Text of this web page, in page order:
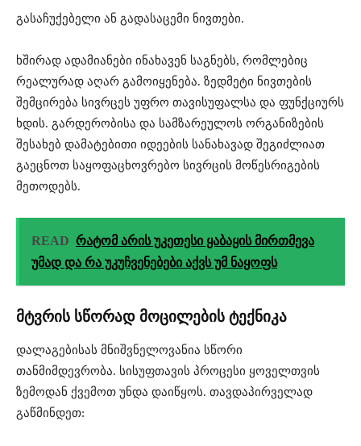
გასაჩუქებელი ან გადასაცემი ნივთები.
ხშირად ადამიანები ინახავენ საგნებს, რომლებიც
რეალურად აღარ გამოიყენება. ზედმეტი ნივთების
შემცირება სივრცეს უფრო თავისუფალსა და ფუნქციურს
ხდის. გარდერობისა და სამზარეულოს ორგანიზების
შესახებ დამატებითი იდეების სანახავად შეგიძლიათ
გაეცნოთ საყოფაცხოვრებო სივრცის მოწესრიგების
მეთოდებს⁠.
READ რატომ არის უკეთესი ყაბაყის მირთმევა
უმად და რა უკუჩვენებები აქვს უმ ნაყოფს
მტვრის სწორად მოცილების ტექნიკა
დალაგებისას მნიშვნელოვანია სწორი
თანმიმდევრობა. სისუფთავის პროცესი ყოველთვის
ზემოდან ქვემოთ უნდა დაიწყოს. თავდაპირველად
გაწმინდეთ: